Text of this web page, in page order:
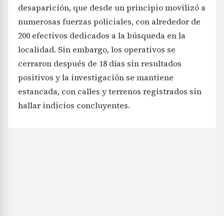
desaparición, que desde un principio movilizó a
numerosas fuerzas policiales, con alrededor de
200 efectivos dedicados a la búsqueda en la
localidad. Sin embargo, los operativos se
cerraron después de 18 días sin resultados
positivos y la investigación se mantiene
estancada, con calles y terrenos registrados sin
hallar indicios concluyentes.